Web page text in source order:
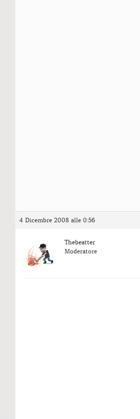
4 Dicembre 2008 alle 0:56
Thebeatter
Moderatore